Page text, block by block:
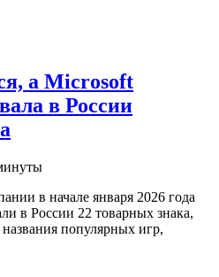
а Microsoft
в России
в начале января 2026 года
в России 22 товарных знака,
популярных игр,